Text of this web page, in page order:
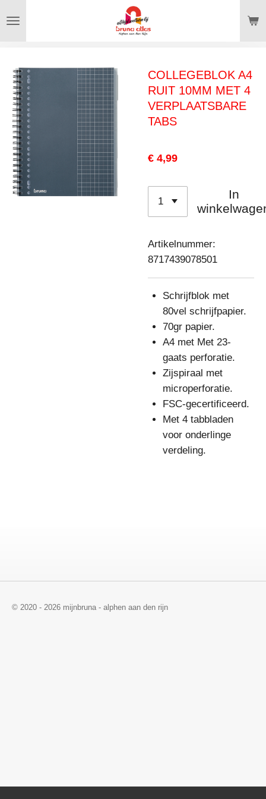
direct
hoofdinhoud
COLLEGEBLOK A4
RUIT 10MM MET 4
VERPLAATSBARE
TABS
€ 4,99
In
Artikelnummer:
8717439078501
Schrijfblok met
80vel schrijfpapier.
70gr papier.
A4 met Met 23-
gaats perforatie.
Zijspiraal met
microperforatie.
FSC-gecertificeerd.
Met 4 tabbladen
voor onderlinge
verdeling.
© 2020 - 2026 mijnbruna - alphen aan den rijn